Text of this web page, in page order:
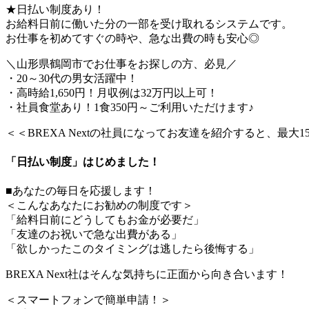
★日払い制度あり！
お給料日前に働いた分の一部を受け取れるシステムです。
お仕事を初めてすぐの時や、急な出費の時も安心◎
＼山形県鶴岡市でお仕事をお探しの方、必見／
・20～30代の男女活躍中！
・高時給1,650円！月収例は32万円以上可！
・社員食堂あり！1食350円～ご利用いただけます♪
＜＜BREXA Nextの社員になってお友達を紹介すると、最大
「日払い制度」はじめました！
■あなたの毎日を応援します！
＜こんなあなたにお勧めの制度です＞
「給料日前にどうしてもお金が必要だ」
「友達のお祝いで急な出費がある」
「欲しかったこのタイミングは逃したら後悔する」
BREXA Next社はそんな気持ちに正面から向き合います！
＜スマートフォンで簡単申請！＞